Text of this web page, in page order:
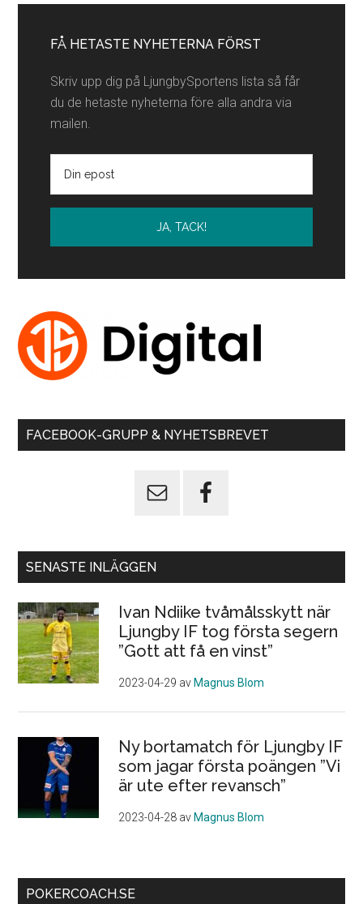
sidofält
FÅ HETASTE NYHETERNA FÖRST
Skriv upp dig på LjungbySportens lista så får
du de hetaste nyheterna före alla andra via
mailen.
FACEBOOK-GRUPP & NYHETSBREVET
SENASTE INLÄGGEN
Ivan Ndiike tvåmålsskytt när
Ljungby IF tog första segern
”Gott att få en vinst”
2023-04-29 av Magnus Blom
Ny bortamatch för Ljungby IF
som jagar första poängen ”Vi
är ute efter revansch”
2023-04-28 av Magnus Blom
POKERCOACH.SE